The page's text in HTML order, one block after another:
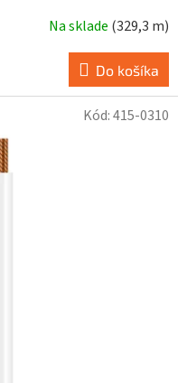
Na sklade (329,3 m)
Do košíka
Kód:415-0310